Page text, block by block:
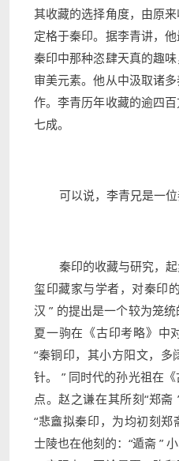
其收藏的选择角度，由原
定格于秦印。据李青讲，
秦印中那种恣肆天真的趣
审美元素。他从中汲取诸
作。李青历年收藏的逾四
七成。
可以说，李青兄是一位
秦印的收藏与研究，
玺印藏家与学者，对秦印
汉” 的提出是一个较为笼
夏一驹在《古印考略》中
“秦铜印，其小方阳文，
针。 ” 同时代的孙光祖在
点。赵之谦在其所刻“郑斋
“悲盦拟秦印，为均初刻
士陵也在他刻的：“遁斋 ”